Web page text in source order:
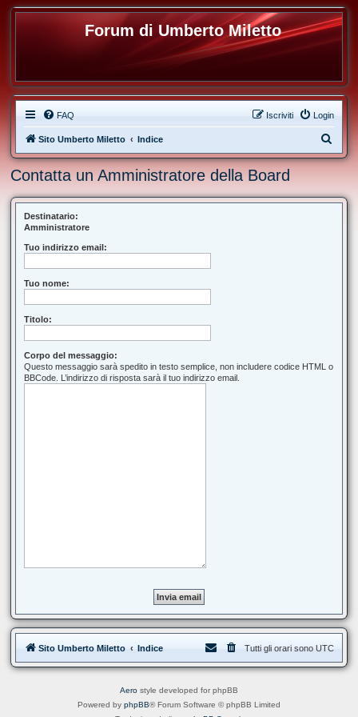
Forum di Umberto Miletto
FAQ Login
Iscriviti
Sito Umberto Miletto Indice
e
c
Contatta un Amministratore della Board
Destinatario:
Amministratore
Tuo indirizzo email:
Tuo nome:
Titolo:
Corpo del messaggio:
Questo messaggio sarà spedito in testo semplice, non includere codice HTML o
BBCode. L’indirizzo di risposta sarà il tuo indirizzo email.
Sito Umberto Miletto Indice Tutti gli orari sono UTC
Aero style developed for phpBB
Powered by phpBB® Forum Software © phpBB Limited